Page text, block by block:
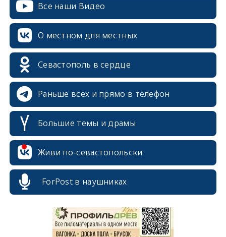
Все наши Видео
О местном для местных
Севастополь в сердце
Раньше всех и прямо в телефон
Большие темы и драмы
Живи по-севастопольски
ForPost в наушниках
erid: 2SDnjcrDNw6